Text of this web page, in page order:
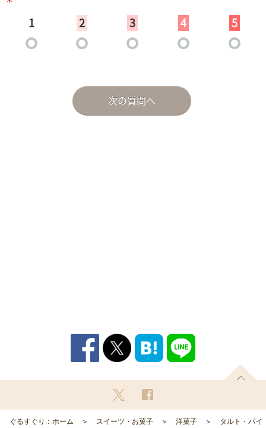
ぐるすぐり：ホーム スイーツ・お菓子 洋菓子 タルト・パイ